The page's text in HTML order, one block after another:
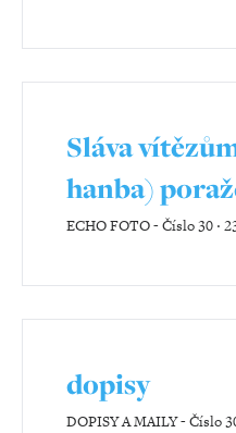
Sláva
hanba)
ECHO FOTO-Číslo 30 ‧
dopisy
DOPISY A MAILY-Číslo